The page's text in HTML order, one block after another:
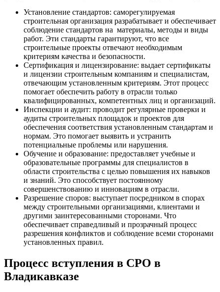
Установление стандартов: саморегулируемая
строительная организация разрабатывает и обеспечивает
соблюдение стандартов на материалы, методы и виды
работ. Эти стандарты гарантируют, что все
строительные проекты отвечают необходимым
критериям качества и безопасности.
Сертификация и лицензирование: выдает сертификаты
и лицензии строительным компаниям и специалистам,
отвечающим установленным критериям. Этот процесс
помогает обеспечить работу в отрасли только
квалифицированных, компетентных лиц и организаций.
Инспекции и аудит: проводит регулярные проверки и
аудиты строительных площадок и проектов для
обеспечения соответствия установленным стандартам и
нормам. Это помогает выявить и устранить
потенциальные проблемы или нарушения.
Обучение и образование: предоставляет учебные и
образовательные программы для специалистов в
области строительства с целью повышения их навыков
и знаний. Это способствует постоянному
совершенствованию и инновациям в отрасли.
Разрешение споров: выступает посредником в спорах
между строительными организациями, клиентами и
другими заинтересованными сторонами. Что
обеспечивает справедливый и прозрачный процесс
разрешения конфликтов и соблюдение всеми сторонами
установленных правил.
Процесс вступления в СРО в
Владикавказе